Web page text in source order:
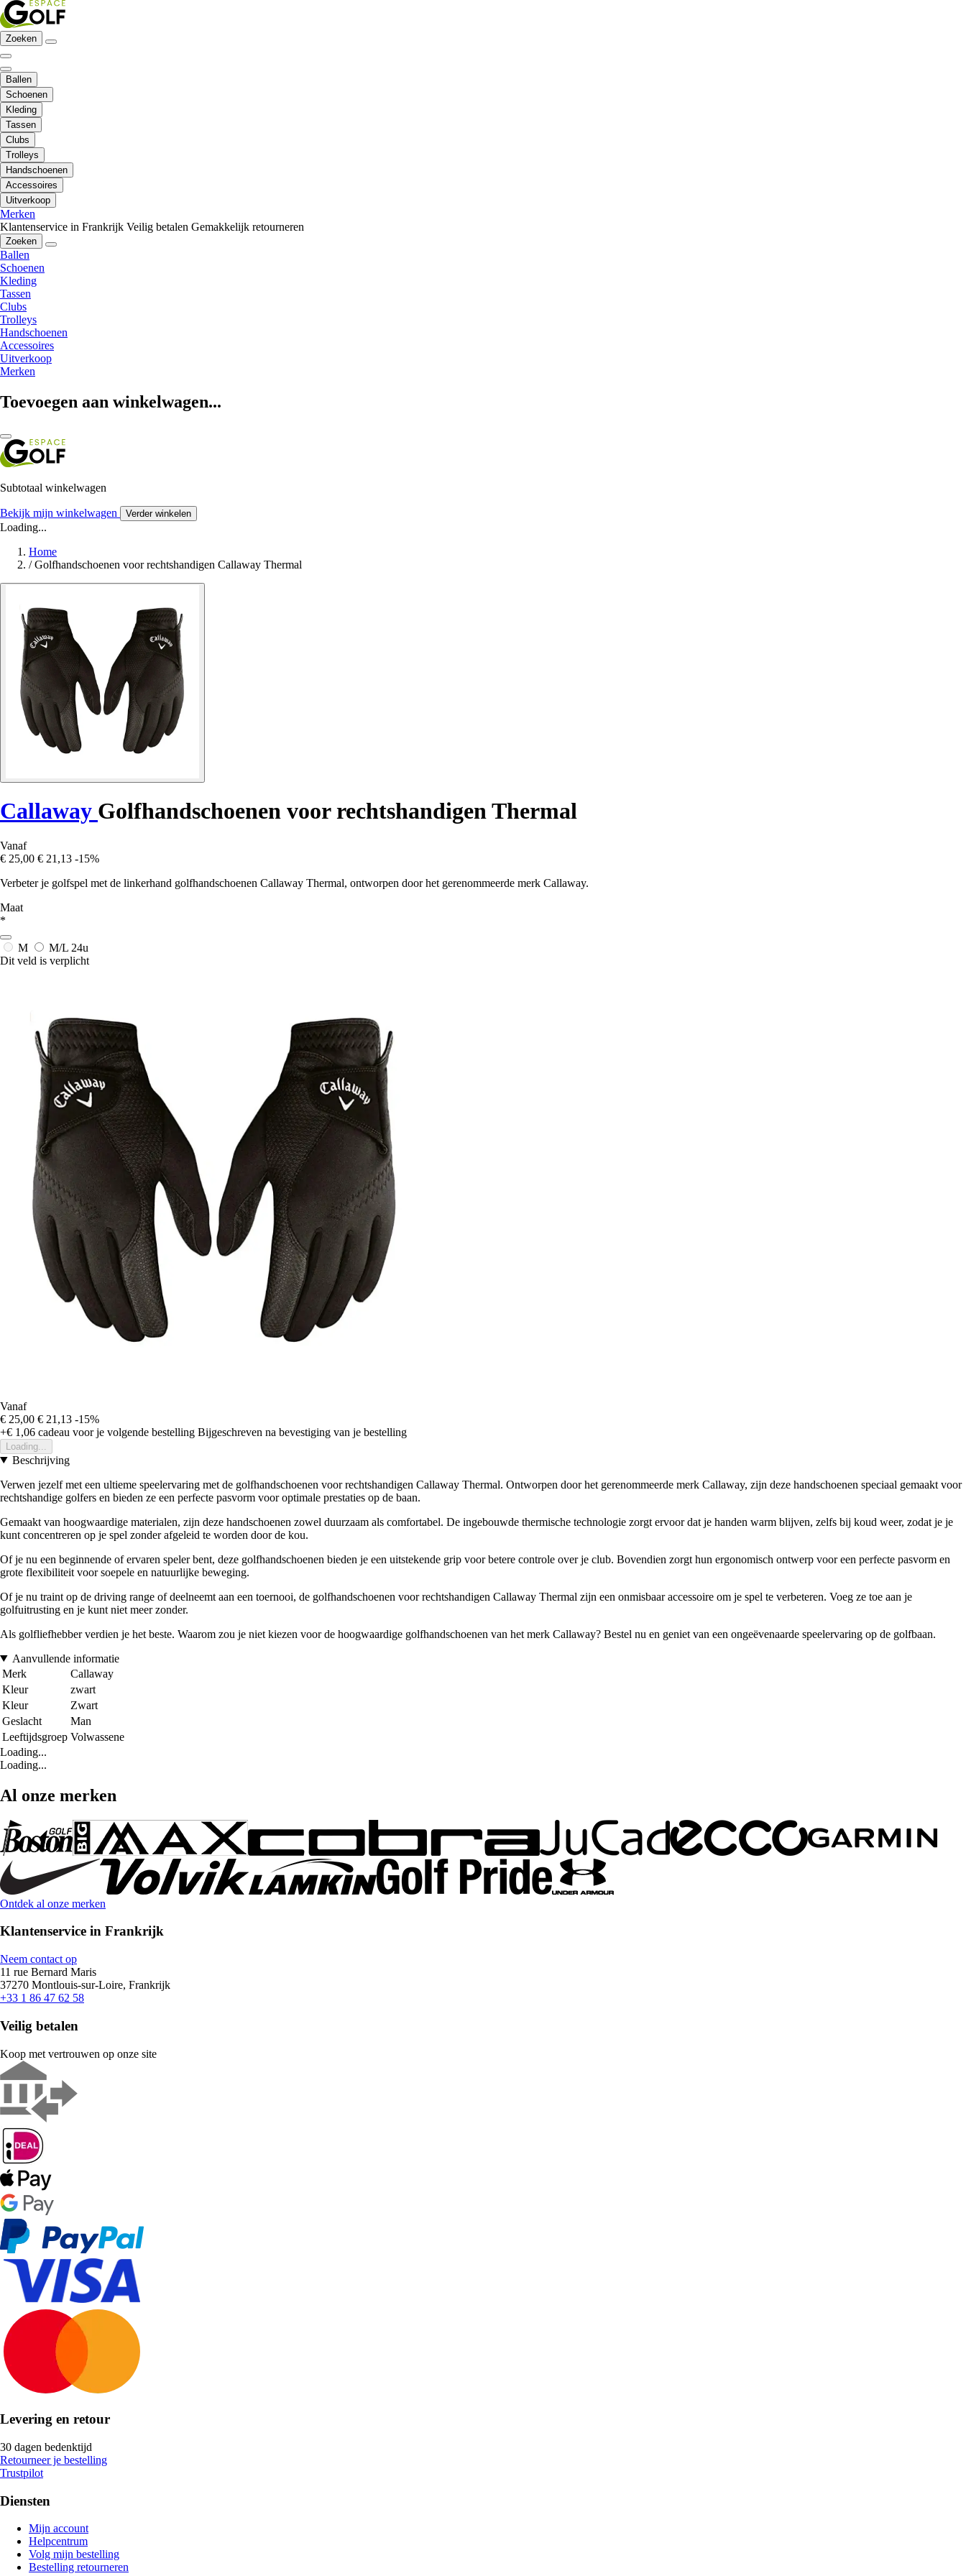
Zoeken
Ballen
Schoenen
Kleding
Tassen
Clubs
Trolleys
Handschoenen
Accessoires
Uitverkoop
Merken
Klantenservice in Frankrijk Veilig betalen Gemakkelijk retourneren
Zoeken
Ballen
Schoenen
Kleding
Tassen
Clubs
Trolleys
Handschoenen
Accessoires
Uitverkoop
Merken
Toevoegen aan winkelwagen...
Subtotaal winkelwagen
Bekijk mijn winkelwagen Verder winkelen
Loading...
Home
/ Golfhandschoenen voor rechtshandigen Callaway Thermal
Callaway Golfhandschoenen voor rechtshandigen Thermal
Vanaf
€ 25,00 € 21,13 -15%
Verbeter je golfspel met de linkerhand golfhandschoenen Callaway Thermal, ontworpen door het gerenommeerde merk Callaway.
Maat
*
M M/L 24u
Dit veld is verplicht
Vanaf
€ 25,00 € 21,13 -15%
+€ 1,06 cadeau voor je volgende bestelling Bijgeschreven na bevestiging van je bestelling
Loading...
Beschrijving
Verwen jezelf met een ultieme speelervaring met de golfhandschoenen voor rechtshandigen Callaway Thermal. Ontworpen door het gerenommeerde merk Callaway, zijn deze handschoenen speciaal gemaakt voor
rechtshandige golfers en bieden ze een perfecte pasvorm voor optimale prestaties op de baan.
Gemaakt van hoogwaardige materialen, zijn deze handschoenen zowel duurzaam als comfortabel. De ingebouwde thermische technologie zorgt ervoor dat je handen warm blijven, zelfs bij koud weer, zodat je je
kunt concentreren op je spel zonder afgeleid te worden door de kou.
Of je nu een beginnende of ervaren speler bent, deze golfhandschoenen bieden je een uitstekende grip voor betere controle over je club. Bovendien zorgt hun ergonomisch ontwerp voor een perfecte pasvorm en
grote flexibiliteit voor soepele en natuurlijke beweging.
Of je nu traint op de driving range of deelneemt aan een toernooi, de golfhandschoenen voor rechtshandigen Callaway Thermal zijn een onmisbaar accessoire om je spel te verbeteren. Voeg ze toe aan je
golfuitrusting en je kunt niet meer zonder.
Als golfliefhebber verdien je het beste. Waarom zou je niet kiezen voor de hoogwaardige golfhandschoenen van het merk Callaway? Bestel nu en geniet van een ongeëvenaarde speelervaring op de golfbaan.
Aanvullende informatie
Merk
Callaway
Kleur
zwart
Kleur
Zwart
Geslacht
Man
Leeftijdsgroep Volwassene
Loading...
Loading...
Al onze merken
Ontdek al onze merken
Klantenservice in Frankrijk
Neem contact op
11 rue Bernard Maris
37270 Montlouis-sur-Loire, Frankrijk
+33 1 86 47 62 58
Veilig betalen
Koop met vertrouwen op onze site
Levering en retour
30 dagen bedenktijd
Retourneer je bestelling
Trustpilot
Diensten
Mijn account
Helpcentrum
Volg mijn bestelling
Bestelling retourneren